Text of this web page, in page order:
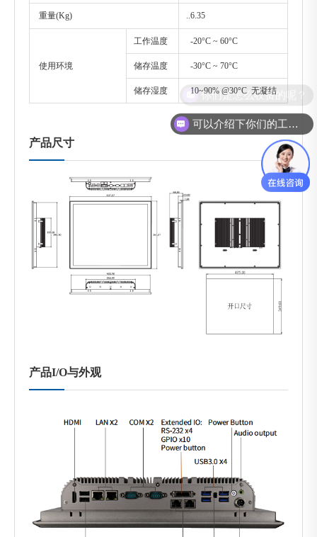
重量(Kg) ..6.35
使用环境
工作温度 -20°C ~ 60°C
储存温度 -30°C ~ 70°C
储存湿度 10~90% @30°C 无凝结
产品尺寸
产品I/O与外观